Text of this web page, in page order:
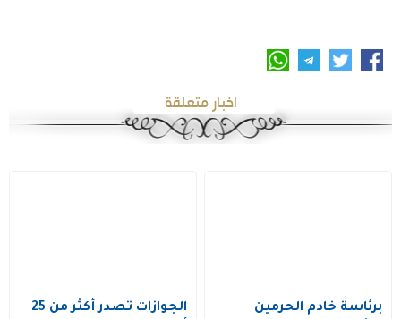
اخبار متعلقة
برئاسة خادم الحرمين
الجوازات تصدر أكثر من 25